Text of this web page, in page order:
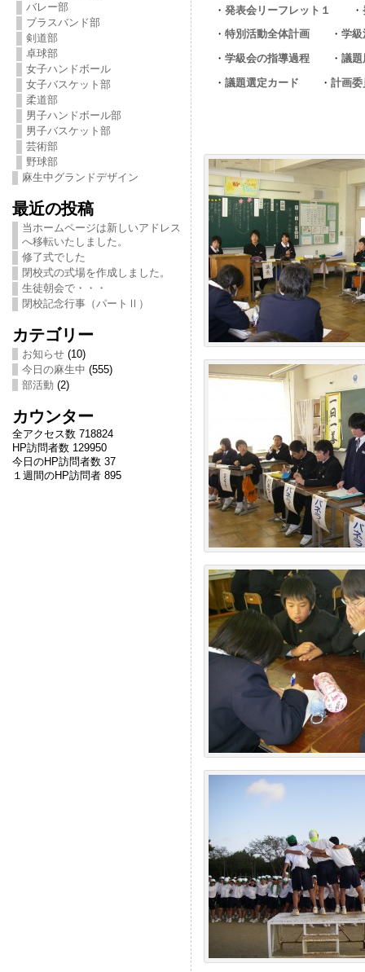
バレー部
ブラスバンド部
剣道部
卓球部
女子ハンドボール
女子バスケット部
柔道部
男子ハンドボール部
男子バスケット部
芸術部
野球部
麻生中グランドデザイン
最近の投稿
当ホームページは新しいアドレス
へ移転いたしました。
修了式でした
閉校式の式場を作成しました。
生徒朝会で・・・
閉校記念行事（パートⅡ）
カテゴリー
お知らせ(10)
今日の麻生中 (555)
部活動 (2)
カウンター
全アクセス数 718824
HP訪問者数 129950
今日のHP訪問者数 37
１週間のHP訪問者 895
・ 発表会リーフレット１ ・
・ 特別活動全体計画・ 学級
・ 学級会の指導過程・ 議題
・ 議題選定カード ・ 計画委